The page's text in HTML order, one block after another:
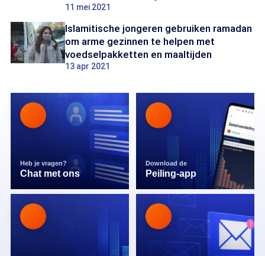
11 mei 2021
Islamitische jongeren gebruiken ramadan
om arme gezinnen te helpen met
voedselpakketten en maaltijden
13 apr 2021
Heb je vragen?
Chat met ons
Download de
Peiling-app